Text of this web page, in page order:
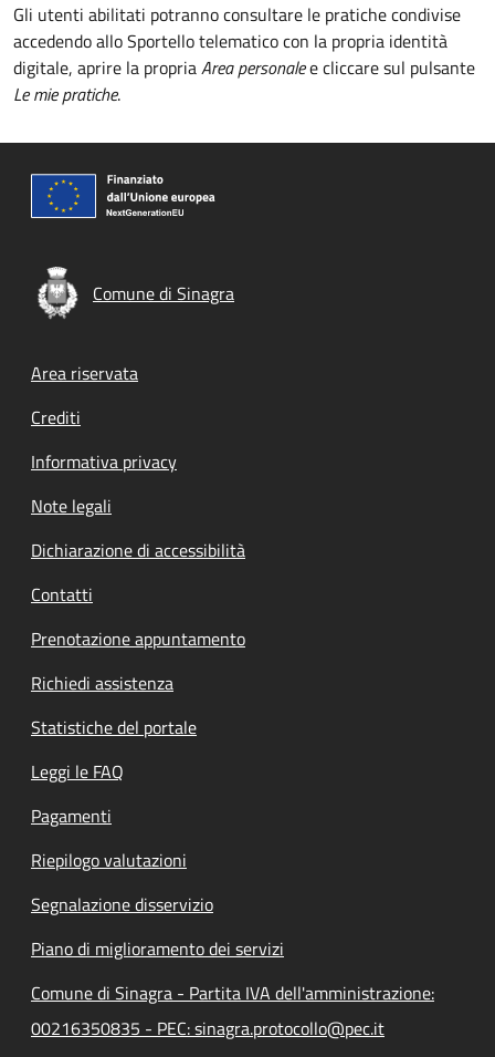
Gli utenti abilitati potranno consultare le pratiche condivise
accedendo allo Sportello telematico con la propria identità
digitale, aprire la propriaArea personalee cliccare sul pulsante
Le mie pratiche.
Comune di Sinagra
Footer menu
Area riservata
Crediti
Informativa privacy
Note legali
Dichiarazione di accessibilità
Contatti
Prenotazione appuntamento
Richiedi assistenza
Statistiche del portale
Leggi le FAQ
Pagamenti
Riepilogo valutazioni
Segnalazione disservizio
Piano di miglioramento dei servizi
Comune di Sinagra - Partita IVA dell'amministrazione:
00216350835 - PEC: sinagra.protocollo@pec.it